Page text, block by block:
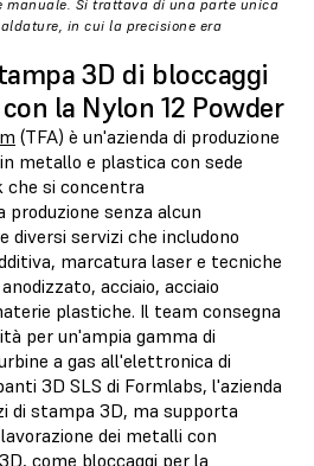
Si trattava di una parte unica
in cui la precisione era
3D di bloccaggi
la Nylon 12 Powder
(TFA) è un'azienda di produzione
metallo e plastica con sede
che si concentra
produzione senza alcun
diversi servizi che includono
marcatura laser e tecniche
acciaio, acciaio
plastiche. Il team consegna
per un'ampia gamma di
a gas all'elettronica di
3D SLS di Formlabs, l'azienda
di stampa 3D, ma supporta
dei metalli con
come bloccaggi per la